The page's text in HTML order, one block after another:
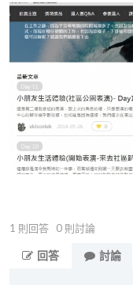
1 則回答 0 則討論
回答
討論